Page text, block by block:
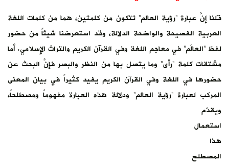
قلنا إنَّ عبارة “رؤية العالم” تتكون من كلمتين، هما من كلمات اللغة
العربية الفصيحة والواضحة الدلالة، وقد استعرضنا شيئاً من حضور
لفظ “العالَم” في معاجم اللغة وفي القرآن الكريم والتراث الإسلامي. أما
مشتقات كلمة “رأى” وما يتصل بها من النظر والبصر فإنَّ البحث عن
حضورها في اللغة وفي القرآن الكريم يفيد كثيراً في بيان المعنى
المركب لعبارة “رؤية العالم” ودلالة هذه العبارة مفهوماً ومصطلحاً،
ويقدّم
استعمال
هذا
المصطلح